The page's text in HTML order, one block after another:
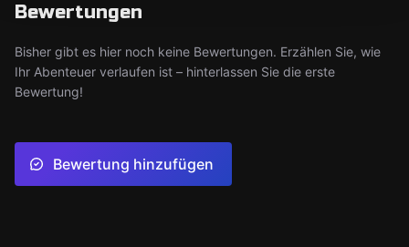
Bewertungen
Bisher gibt es hier noch keine Bewertungen. Erzählen Sie, wie
Ihr Abenteuer verlaufen ist – hinterlassen Sie die erste
Bewertung!
Bewertung hinzufügen